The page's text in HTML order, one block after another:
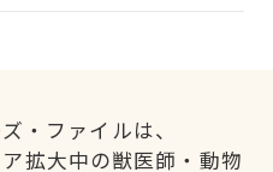
・ファイルは、
拡大中の獣医師・動物